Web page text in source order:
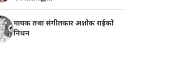
गायक तथा संगीतकार अशोक राईको
निधन